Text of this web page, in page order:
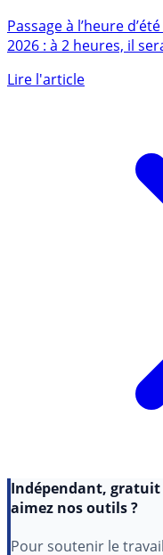
Passage à l’heure
2026 : à 2 heures, il
fois (...)
Indépendant, gratuit